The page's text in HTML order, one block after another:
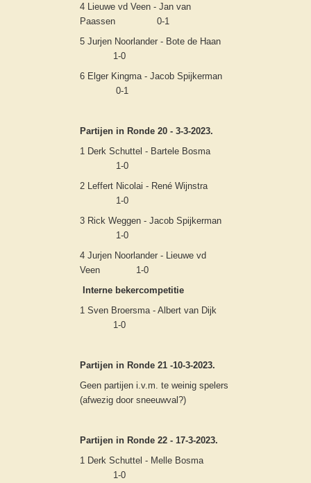
4 Lieuwe vd Veen - Jan van
Paassen 0-1
5 Jurjen Noorlander - Bote de Haan
1-0
6 Elger Kingma - Jacob Spijkerman
0-1
Partijen in Ronde 20 - 3-3-2023.
1 Derk Schuttel - Bartele Bosma
1-0
2 Leffert Nicolai - René Wijnstra
1-0
3 Rick Weggen - Jacob Spijkerman
1-0
4 Jurjen Noorlander - Lieuwe vd
Veen 1-0
Interne bekercompetitie
1 Sven Broersma - Albert van Dijk
1-0
Partijen in Ronde 21 -10-3-2023.
Geen partijen i.v.m. te weinig spelers
(afwezig door sneeuwval?)
Partijen in Ronde 22 - 17-3-2023.
1 Derk Schuttel - Melle Bosma
1-0